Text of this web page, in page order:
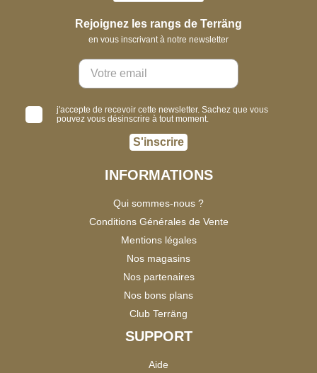
Rejoignez les rangs de Terräng
en vous inscrivant à notre newsletter
j'accepte de recevoir cette newsletter. Sachez que vous
pouvez vous désinscrire à tout moment.
S'inscrire
INFORMATIONS
Qui sommes-nous ?
Conditions Générales de Vente
Mentions légales
Nos magasins
Nos partenaires
Nos bons plans
Club Terräng
SUPPORT
Aide